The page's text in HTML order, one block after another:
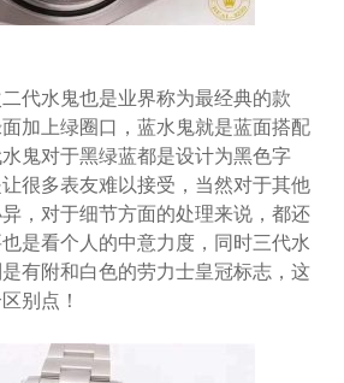
代水鬼也是业界称为最经典的款
加上绿圈口，蓝水鬼就是蓝面搭配
鬼对于黑绿蓝都是设计为黑色字
很多表友难以接受，当然对于其他
，对于细节方面的处理来说，都还
是看个人的中意力度，同时三代水
有附和白色的劳力士皇冠标志，这
别点！